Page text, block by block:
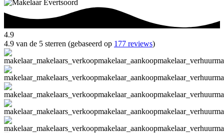
4.9
4.9 van de 5 sterren (gebaseerd op 177 reviews)